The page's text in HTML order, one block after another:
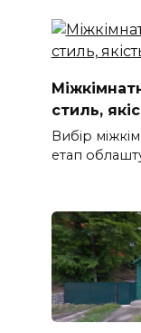
стиль,
Вибір
етап